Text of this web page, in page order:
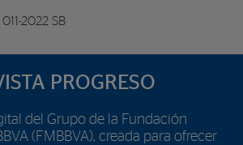
2022 SB
PROGRESO
del Grupo de la Fundación
(FMBBVA), creada para ofrecer